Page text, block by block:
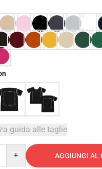
guida alle taglie
AGGIUNGI AL